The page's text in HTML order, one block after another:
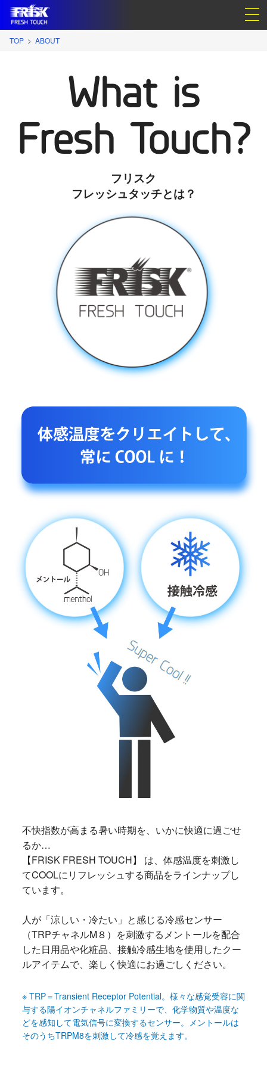
TOP ABOUT
What is
Fresh Touch?
フリスク
フレッシュタッチとは？
不快指数が高まる暑い時期を、いかに快適に過ごせ
るか…
【FRISK FRESH TOUCH】 は、体感温度を刺激し
てCOOLにリフレッシュする商品をラインナップし
ています。
人が「涼しい・冷たい」と感じる冷感センサー
（TRPチャネルM８）を刺激するメントールを配合
した日用品や化粧品、接触冷感生地を使用したクー
ルアイテムで、楽しく快適にお過ごしください。
※ TRP＝Transient Receptor Potential。様々な感覚受容に関
与する陽イオンチャネルファミリーで、化学物質や温度な
どを感知して電気信号に変換するセンサー。メントールは
そのうちTRPM8を刺激して冷感を覚えます。